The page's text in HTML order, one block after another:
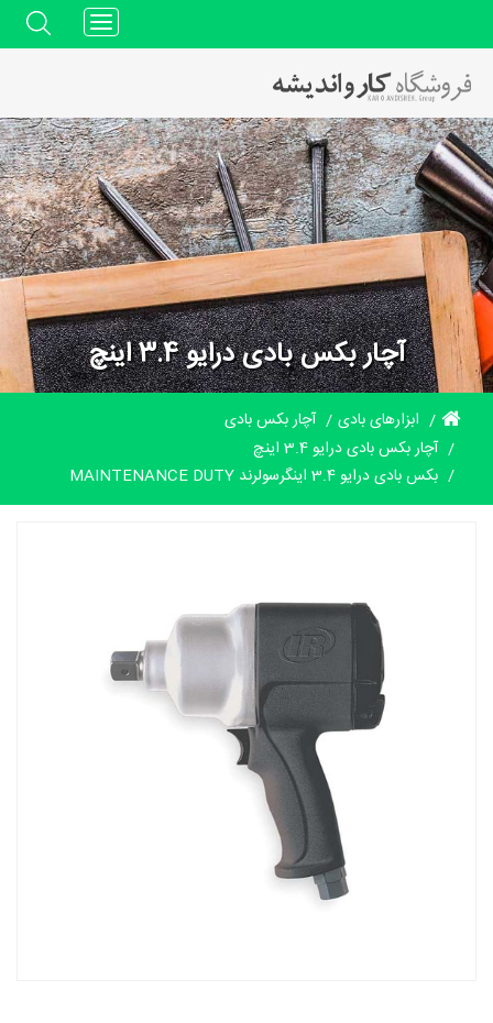
Toggle
navigation
آچار بکس بادی درایو 3.4 اینچ
ابزارهای بادی
آچار بکس بادی
آچار بکس بادی درایو 3.4 اینچ
بکس بادی درایو 3.4 اینگرسولرند MAINTENANCE DUTY